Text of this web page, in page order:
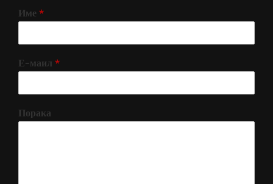
Име *
Е-маил *
Порака